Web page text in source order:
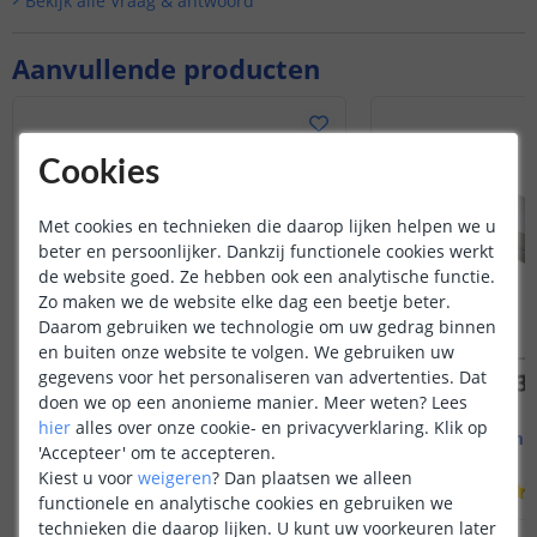
Aanvullende producten
Led strip profiel breed
19 mm - compleet 1M
(8 reviews)
1M -
Cookies
Met cookies en technieken die daarop lijken helpen we u
beter en persoonlijker. Dankzij functionele cookies werkt
de website goed. Ze hebben ook een analytische functie.
Zo maken we de website elke dag een beetje beter.
Daarom gebruiken we technologie om uw gedrag binnen
en buiten onze website te volgen. We gebruiken uw
gegevens voor het personaliseren van advertenties. Dat
doen we op een anonieme manier. Meer weten? Lees
hier alles over onze cookie- en privacyverklaring. Klik op
'Accepteer' om te accepteren.
Kiest u voor weigeren? Dan plaatsen we alleen
functionele en analytische cookies en gebruiken we
technieken die daarop lijken. U kunt uw voorkeuren later